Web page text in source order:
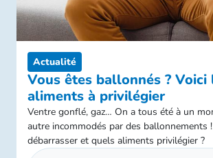
Actualité
Vous êtes ballonnés ? Voici
aliments à privilégier
Ventre gonflé, gaz… On a tous été à un
autre incommodés par des ballonnements !
débarrasser et quels aliments privilégier ?